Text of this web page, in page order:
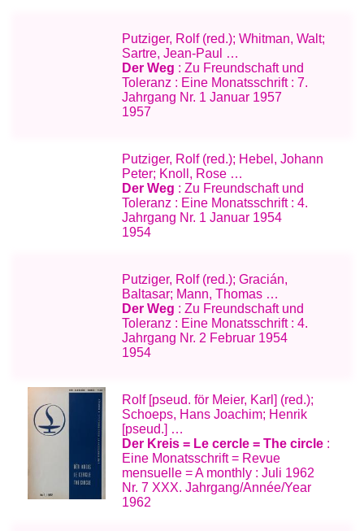
Putziger, Rolf (red.); Whitman, Walt;
Sartre, Jean-Paul …
Der Weg : Zu Freundschaft und
Toleranz : Eine Monatsschrift : 7.
Jahrgang Nr. 1 Januar 1957
1957
Putziger, Rolf (red.); Hebel, Johann
Peter; Knoll, Rose …
Der Weg : Zu Freundschaft und
Toleranz : Eine Monatsschrift : 4.
Jahrgang Nr. 1 Januar 1954
1954
Putziger, Rolf (red.); Gracián,
Baltasar; Mann, Thomas …
Der Weg : Zu Freundschaft und
Toleranz : Eine Monatsschrift : 4.
Jahrgang Nr. 2 Februar 1954
1954
Rolf [pseud. för Meier, Karl] (red.);
Schoeps, Hans Joachim; Henrik
[pseud.] …
Der Kreis = Le cercle = The circle :
Eine Monatsschrift = Revue
mensuelle = A monthly : Juli 1962
Nr. 7 XXX. Jahrgang/Année/Year
1962